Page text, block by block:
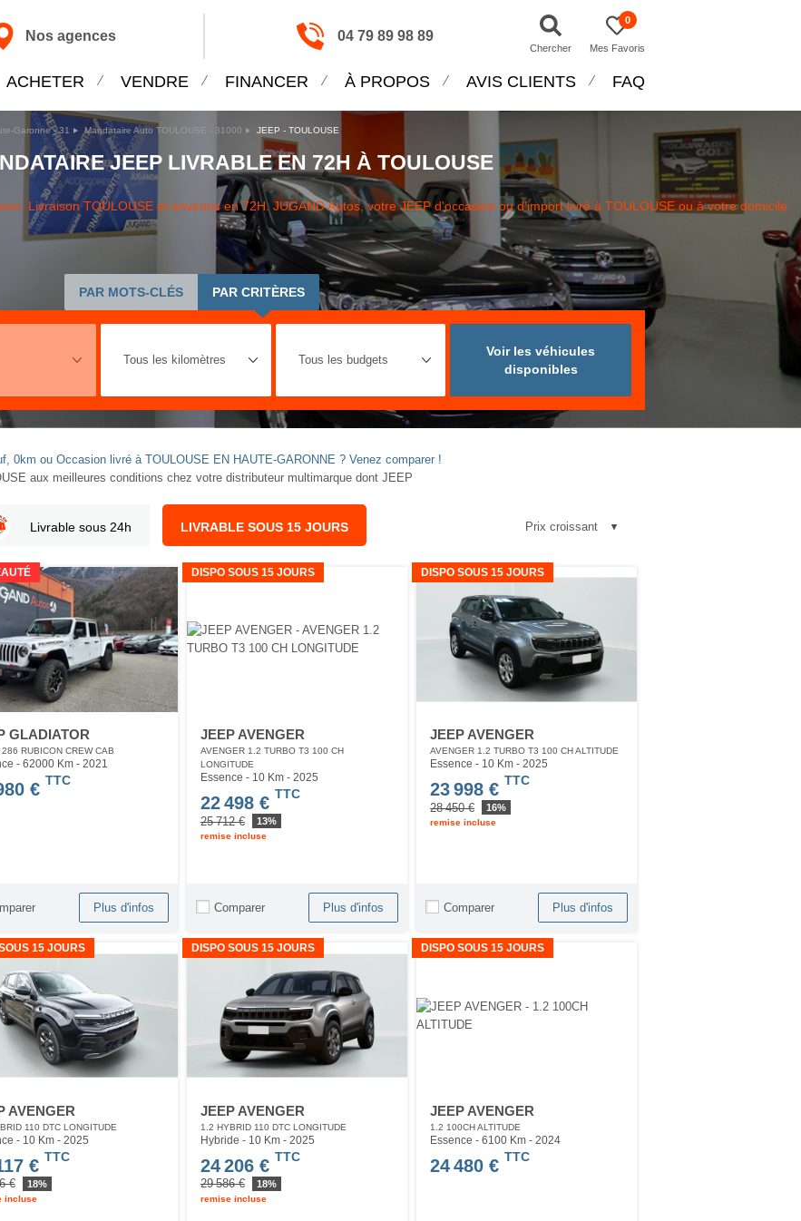
Nos agences 04 79 89 98 89
Chercher
0
Mes Favoris
ACHETER VENDRE FINANCER À PROPOS AVIS CLIENTS FAQ
Garonne - 31 Mandataire Auto TOULOUSE - 31000 JEEP - TOULOUSE
JEEP LIVRABLE EN 72H À TOULOUSE
Livraison TOULOUSE et environs en 72H. JUGAND Autos, votre JEEP d'occasion ou d'import livré à TOULOUSE ou à votre domicile
PAR MOTS-CLÉS PAR CRITÈRES
Voir les véhicules
disponibles
0km ou Occasion livré à TOULOUSE EN HAUTE-GARONNE ? Venez comparer !
aux meilleures conditions chez votre distributeur multimarque dont JEEP
Livrable sous 24h LIVRABLE SOUS 15 JOURS
GLADIATOR
RUBICON CREW CAB
- 62000 Km - 2021
€ TTC
Plus d'infos
DISPO SOUS 15 JOURS
JEEP AVENGER
AVENGER 1.2 TURBO T3 100 CH
LONGITUDE
Essence - 10 Km - 2025
22 498 € TTC
25 712 € 13%
remise incluse
Comparer Plus d'infos
DISPO SOUS 15 JOURS
JEEP AVENGER
AVENGER 1.2 TURBO T3 100 CH ALTITUDE
Essence - 10 Km- 2025
23 998 € TTC
28 450 € 16%
remise incluse
Comparer Plus d'infos
15 JOURS
AVENGER
110 DTC LONGITUDE
- 10 Km - 2025
€ TTC
€ 18%
incluse
DISPO SOUS 15 JOURS
JEEP AVENGER
1.2 HYBRID 110 DTC LONGITUDE
Hybride - 10 Km - 2025
24 206 € TTC
29 586 € 18%
remise incluse
DISPO SOUS 15 JOURS
JEEP AVENGER
1.2 100CH ALTITUDE
Essence - 6100 Km- 2024
24 480 € TTC